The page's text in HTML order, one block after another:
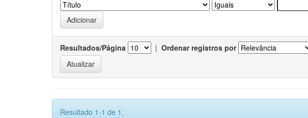
Resultados/Página | Ordenar registros por
Resultado 1-1 de 1.